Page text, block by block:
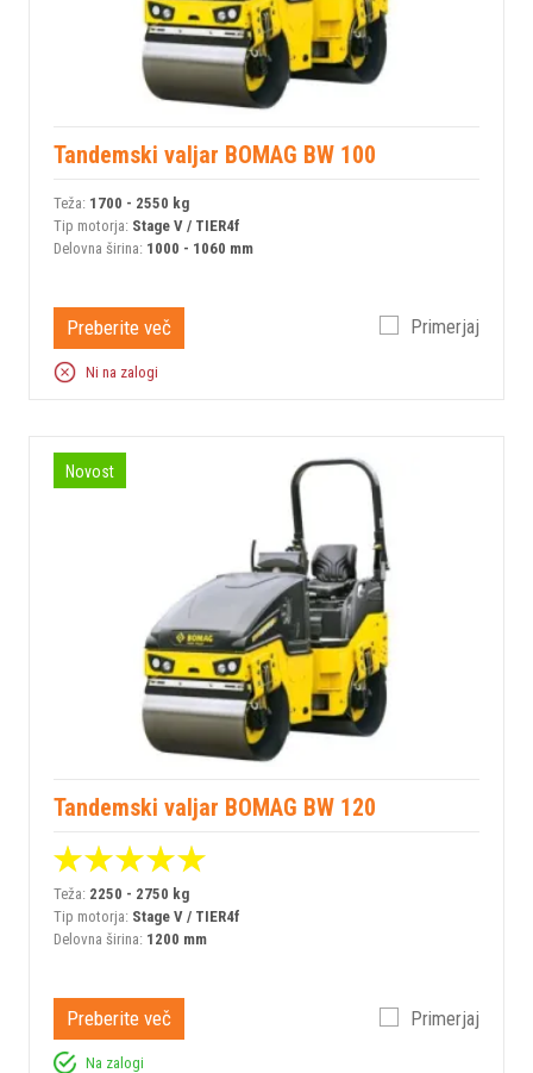
Tandemski valjar BOMAG BW 100
Teža: 1700 - 2550 kg
Tip motorja: Stage V / TIER4f
Delovna širina: 1000 - 1060 mm
Preberite več Primerjaj
Ni na zalogi
Novost
Tandemski valjar BOMAG BW 120
Teža: 2250 - 2750 kg
Tip motorja: Stage V / TIER4f
Delovna širina: 1200 mm
Preberite več Primerjaj
Na zalogi